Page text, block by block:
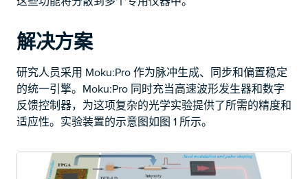
解决方案
研究人员采用 Moku:Pro 作为脉冲生成、同步和偏置稳定
的统一引擎。Moku:Pro 同时充当高速波形发生器和数字
反馈控制器，为这项复杂的光学实验提供了所需的精度和
适应性。实验装置的示意图如图 1 所示。